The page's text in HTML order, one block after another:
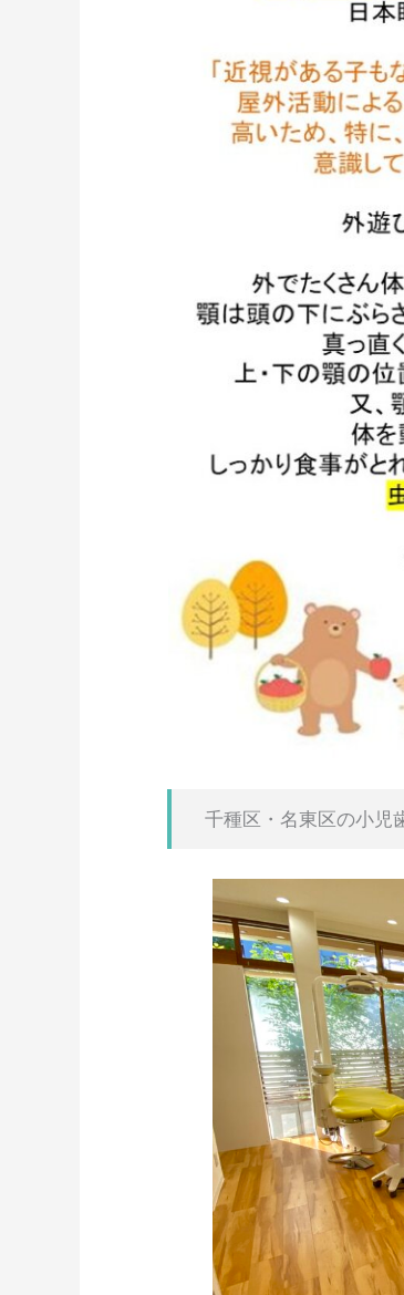
千種区・名東区の小児